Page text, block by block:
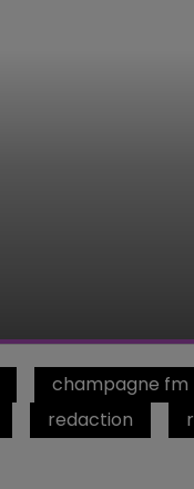
champagne fm
redaction